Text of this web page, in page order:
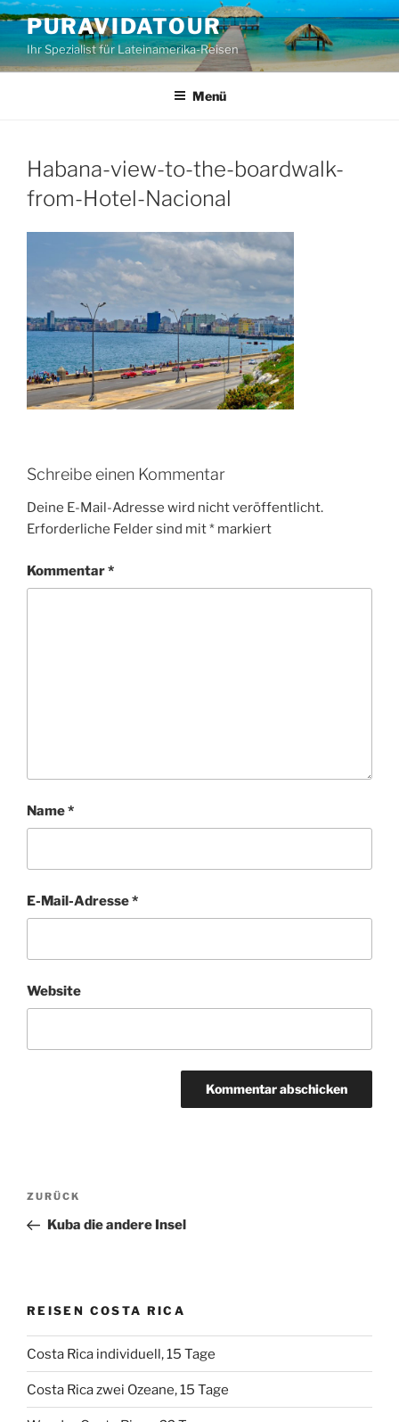
Zum
Inhalt
springen
PURAVIDATOUR
Ihr Spezialist für Lateinamerika-Reisen
Menü
Habana-view-to-the-boardwalk-
from-Hotel-Nacional
Schreibe einen Kommentar
Deine E-Mail-Adresse wird nicht veröffentlicht.
Erforderliche Felder sind mit* markiert
Kommentar*
Name*
E-Mail-Adresse*
Website
Beitragsnavigation
Vorheriger
Beitrag
ZURÜCK
Kuba die andere Insel
REISEN COSTA RICA
Costa Rica individuell, 15 Tage
Costa Rica zwei Ozeane, 15 Tage